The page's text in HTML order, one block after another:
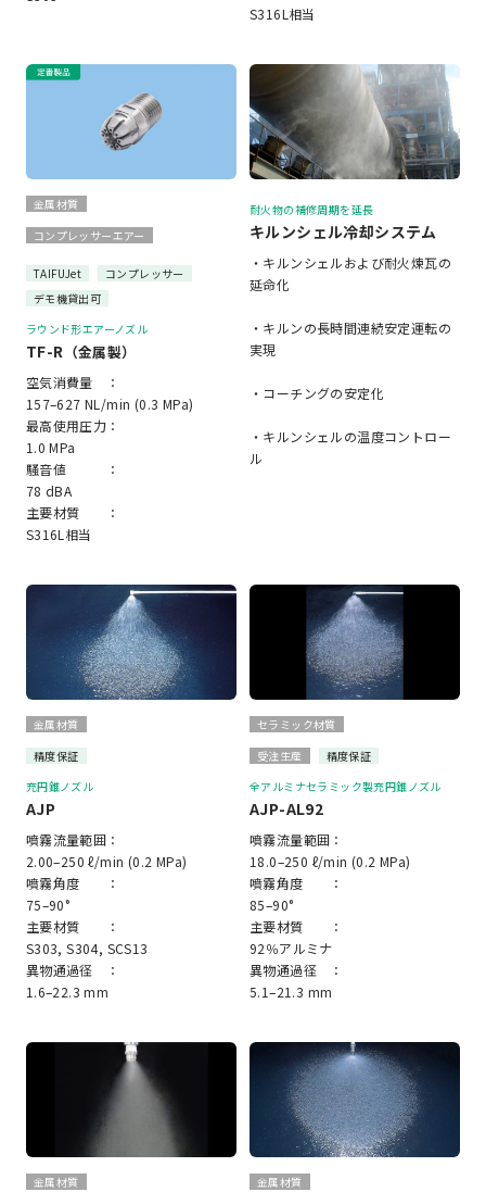
S316L相当
金属材質
コンプレッサーエアー
TAIFUJet
コンプレッサー
デモ機貸出可
ラウンド形エアーノズル
TF-R （金属製）
空気消費量 ：
157–627 NL/min (0.3 MPa)
最高使用圧力：
1.0 MPa
騒音値 ：
78 dBA
主要材質 ：
S316L相当
耐火物の補修周期を延長
キルンシェル冷却システム
・キルンシェルおよび耐火煉瓦の
延命化
・キルンの長時間連続安定運転の
実現
・コーチングの安定化
・キルンシェルの温度コントロー
ル
金属材質
精度保証
充円錐ノズル
AJP
噴霧流量範囲：
2.00–250 ℓ/min (0.2 MPa)
噴霧角度 ：
75–90°
主要材質 ：
S303, S304, SCS13
異物通過径 ：
1.6–22.3 mm
セラミック材質
受注生産
精度保証
全アルミナセラミック製充円錐ノズル
AJP-AL92
噴霧流量範囲：
18.0–250 ℓ/min (0.2 MPa)
噴霧角度 ：
85–90°
主要材質 ：
92％アルミナ
異物通過径 ：
5.1–21.3 mm
金属材質
金属材質